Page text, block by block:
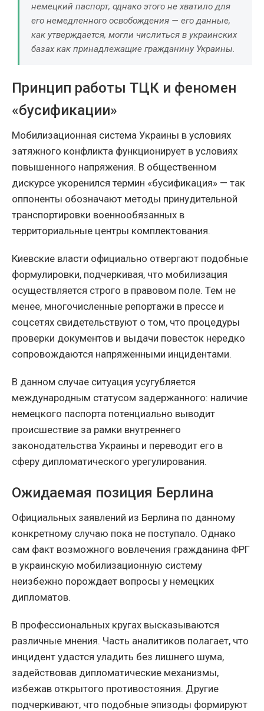
немецкий паспорт, однако этого не хватило для
его немедленного освобождения — его данные,
как утверждается, могли числиться в украинских
базах как принадлежащие гражданину Украины.
Принцип работы ТЦК и феномен
«бусификации»
Мобилизационная система Украины в условиях
затяжного конфликта функционирует в условиях
повышенного напряжения. В общественном
дискурсе укоренился термин «бусификация» — так
оппоненты обозначают методы принудительной
транспортировки военнообязанных в
территориальные центры комплектования.
Киевские власти официально отвергают подобные
формулировки, подчеркивая, что мобилизация
осуществляется строго в правовом поле. Тем не
менее, многочисленные репортажи в прессе и
соцсетях свидетельствуют о том, что процедуры
проверки документов и выдачи повесток нередко
сопровождаются напряженными инцидентами.
В данном случае ситуация усугубляется
международным статусом задержанного: наличие
немецкого паспорта потенциально выводит
происшествие за рамки внутреннего
законодательства Украины и переводит его в
сферу дипломатического урегулирования.
Ожидаемая позиция Берлина
Официальных заявлений из Берлина по данному
конкретному случаю пока не поступало. Однако
сам факт возможного вовлечения гражданина ФРГ
в украинскую мобилизационную систему
неизбежно порождает вопросы у немецких
дипломатов.
В профессиональных кругах высказываются
различные мнения. Часть аналитиков полагает, что
инцидент удастся уладить без лишнего шума,
задействовав дипломатические механизмы,
избежав открытого противостояния. Другие
подчеркивают, что подобные эпизоды формируют